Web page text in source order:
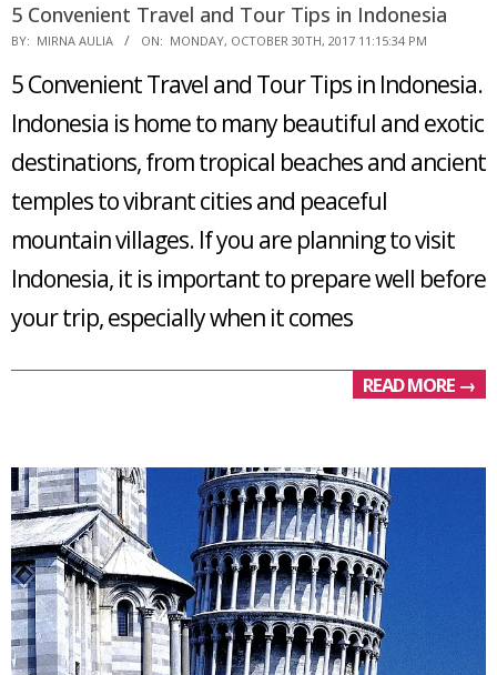
5 Convenient Travel and Tour Tips in Indonesia
2017-
30
BY: MIRNA AULIA ON: MONDAY, OCTOBER 30TH, 2017 11:15:34 PM
5 Convenient Travel and Tour Tips in Indonesia.
Indonesia is home to many beautiful and exotic
destinations, from tropical beaches and ancient
temples to vibrant cities and peaceful
mountain villages. If you are planning to visit
Indonesia, it is important to prepare well before
your trip, especially when it comes
READ MORE →